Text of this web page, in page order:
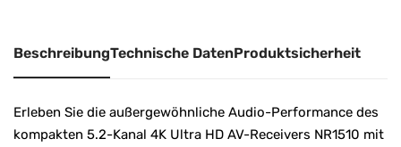
BeschreibungTechnische DatenProduktsicherheit
Erleben Sie die außergewöhnliche Audio-Performance des
kompakten 5.2-Kanal 4K Ultra HD AV-Receivers NR1510 mit